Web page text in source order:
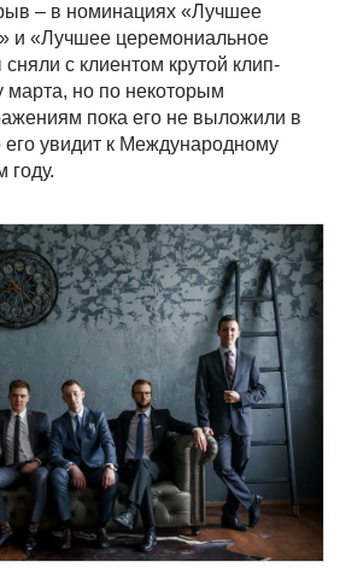
– в номинациях «Лучшее
и «Лучшее церемониальное
с клиентом крутой клип-
марта, но по некоторым
пока его не выложили в
увидит к Международному
году.